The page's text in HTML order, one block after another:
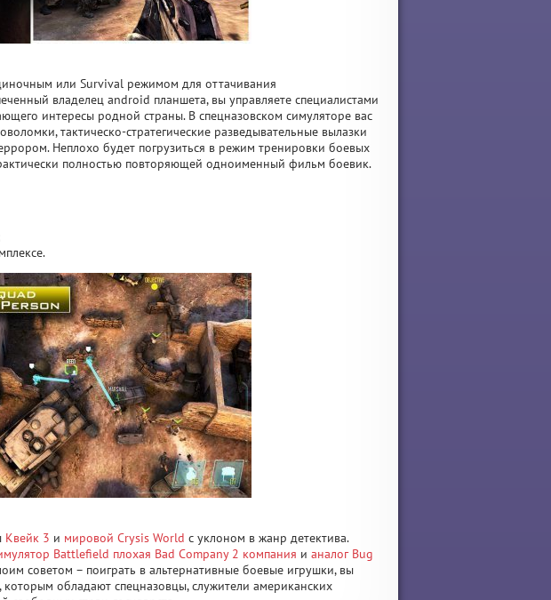
или Survival режимом для оттачивания
владелец android планшета, вы управляете специалистами
интересы родной страны. В спецназовском симуляторе вас
тактическо-стратегические разведывательные вылазки
Неплохо будет погрузиться в режим тренировки боевых
полностью повторяющей одноименный фильм боевик.
Квейк 3 и мировой Crysis World с уклоном в жанр детектива.
Battlefield плохая Bad Company 2 компания и аналог Bug
советом – поиграть в альтернативные боевые игрушки, вы
обладают спецназовцы, служители американских